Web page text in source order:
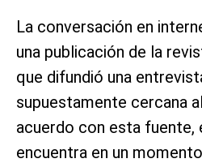
La conversación en
una publicación de la
que difundió una
supuestamente cercana
acuerdo con esta fuente,
encuentra en un